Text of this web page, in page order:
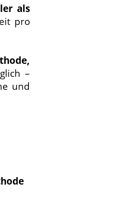
als
pro
–
und